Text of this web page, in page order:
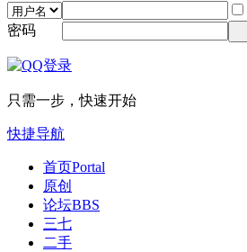
密码
只需一步，快速开始
快捷导航
首页Portal
原创
论坛BBS
三七
二手